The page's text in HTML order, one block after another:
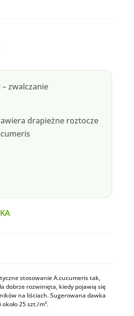
zwalczanie
drapieżne roztocze
stosowanie A.cucumeris tak,
dobrze rozwinięta, kiedy pojawią się
na liściach. Sugerowana dawka
25 szt./m².